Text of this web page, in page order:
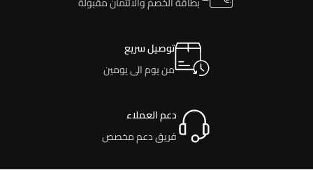
توصيل سريع
من يوم الى يومين
دعم العملاء
فريق دعم مخصص